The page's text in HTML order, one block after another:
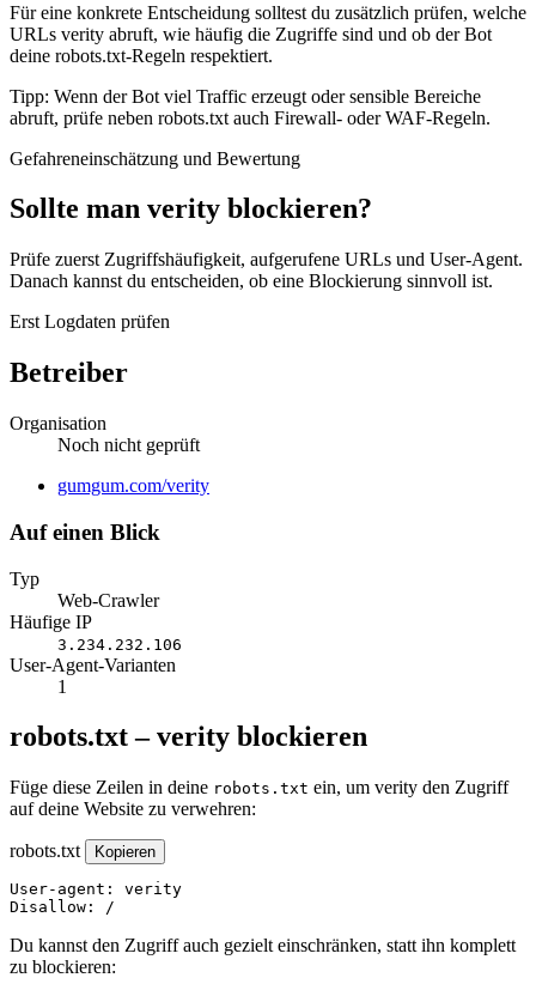
Für eine konkrete Entscheidung solltest du zusätzlich prüfen, welche
URLs verity abruft, wie häufig die Zugriffe sind und ob der Bot
deine robots.txt-Regeln respektiert.
Tipp: Wenn der Bot viel Traffic erzeugt oder sensible Bereiche
abruft, prüfe neben robots.txt auch Firewall- oder WAF-Regeln.
Gefahreneinschätzung und Bewertung
Sollte man verity blockieren?
Prüfe zuerst Zugriffshäufigkeit, aufgerufene URLs und User-Agent.
Danach kannst du entscheiden, ob eine Blockierung sinnvoll ist.
Erst Logdaten prüfen
Betreiber
Organisation
Noch nicht geprüft
Website
gumgum.com/verity
Auf einen Blick
Typ
Web-Crawler
Häufige IP
3.234.232.106
User-Agent-Varianten
1
robots.txt – verity blockieren
Füge diese Zeilen in deine robots.txt ein, um verity den Zugriff
auf deine Website zu verwehren:
robots.txt Kopieren
User-agent: verity
Disallow: /
Du kannst den Zugriff auch gezielt einschränken, statt ihn komplett
zu blockieren: